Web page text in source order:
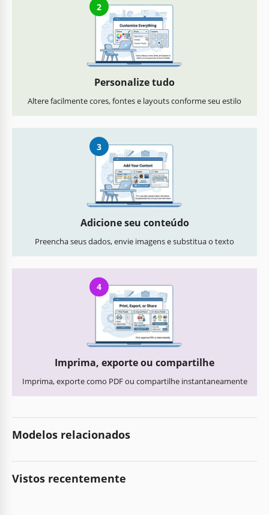
2
Personalize tudo
Altere facilmente cores, fontes e layouts conforme seu estilo
3
Adicione seu conteúdo
Preencha seus dados, envie imagens e substitua o texto
4
Imprima, exporte ou compartilhe
Imprima, exporte como PDF ou compartilhe instantaneamente
Modelos relacionados
Vistos recentemente